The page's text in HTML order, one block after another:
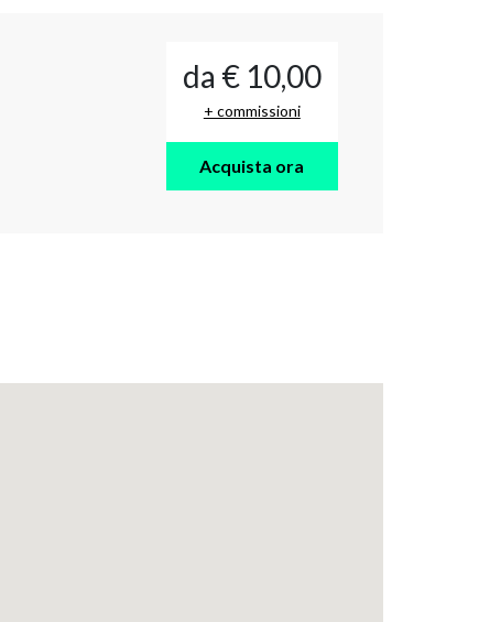
da € 10,00
+ commissioni
Acquista ora